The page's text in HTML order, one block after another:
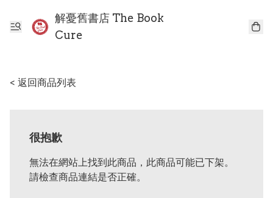
解憂舊書店 The Book
Cure
< 返回商品列表
很抱歉
無法在網站上找到此商品，此商品可能已下架。
請檢查商品連結是否正確。